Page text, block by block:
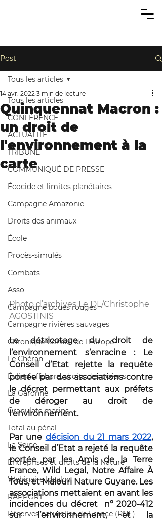
Post
Tous les articles
CONFÉRENCE
ACTUALITÉ
TRIBUNE
COMMUNIQUÉ DE PRESSE
Écocide et limites planétaires
Campagne Amazonie
Droits des animaux
École
Procès-simulés
Combats
Asso
Campagne boues rouges
Campagne rivières sauvages
Chronique Conseil de l'Europe
Le Chéran
Éolien offshore, droits des océans
La Garonne
Granulats marins
Total au pénal
La Seine
Entreprises et droits de la Nature
Webinaire Idealco
RAPPORT
Réserves naturelles de France (RNF)
Tous les articles
Quinquennat Macron :
un droit de
l'environnement à la
carte
14 avr. 2022 3 min de lecture
Photo d’archives Le DL/Christophe
AGOSTINIS
Le détricotage du droit de
l’environnement s’enracine : Le
Conseil d’Etat rejette la requête
portée par des associations contre
le décret permettant aux préfets
de déroger au droit de
l’environnement.
Par une décision du 21 mars 2022,
le Conseil d’Etat a rejeté la requête
portée par les Amis de la Terre
France, Wild Legal, Notre Affaire À
Tous, et Maiouri Nature Guyane. Les
associations mettaient en avant les
incidences du décret  n° 2020-412
sur l’environnement, et la